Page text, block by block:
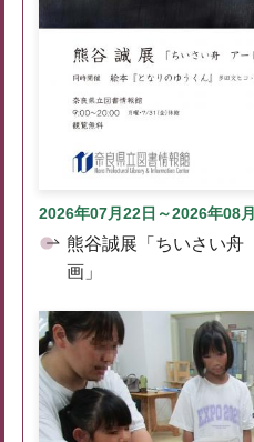
2026年07月22日～2026年08
熊谷誠展「ちいさい
画」